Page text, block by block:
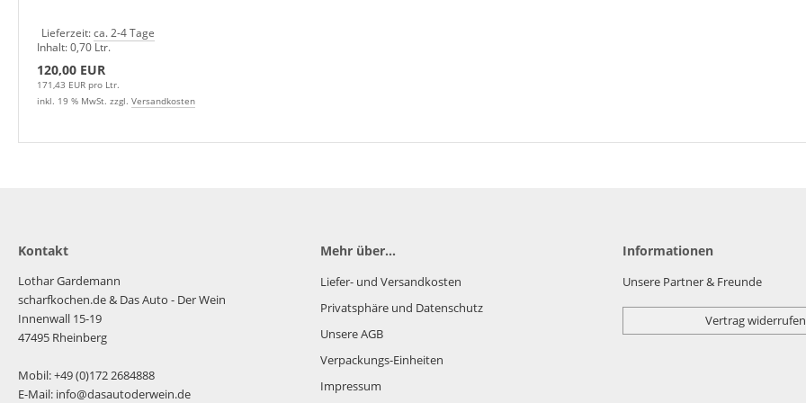
Lieferzeit:ca. 2-4 Tage
Inhalt: 0,70 Ltr.
120,00 EUR
171,43 EUR pro Ltr.
inkl. 19 % MwSt. zzgl. Versandkosten
Kontakt
Lothar Gardemann
scharfkochen.de& Das Auto - Der Wein
Innenwall 15-19
47495 Rheinberg
Mobil: +49 (0)172 2684888
E-Mail: info@dasautoderwein.de
Mehr über...
Liefer- und Versandkosten
Privatsphäre und Datenschutz
Unsere AGB
Verpackungs-Einheiten
Impressum
Informationen
Unsere Partner & Freunde
Vertrag widerrufen